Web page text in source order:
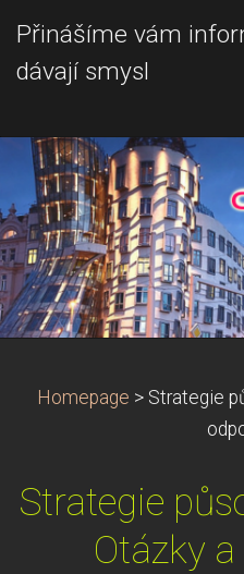
Přinášíme vám
dávají smysl
Homepage > Strategie
Strategie
Otázky